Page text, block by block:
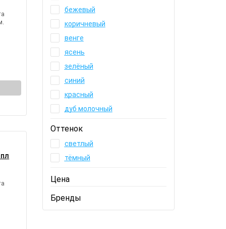
бежевый
коричневый
венге
ясень
зелёный
синий
красный
дуб молочный
Оттенок
светлый
тёмный
Цена
Бренды